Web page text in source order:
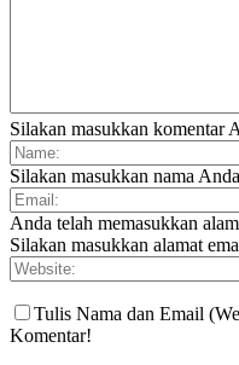
Silakan masukkan komentar
Silakan masukkan nama
Anda telah memasukkan
Silakan masukkan alamat
Tulis Nama dan Email
Komentar!